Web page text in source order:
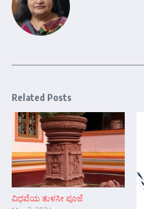
Related Posts
ವಿಧವೆಯ ತುಳಸೀ ಪೂಜೆ